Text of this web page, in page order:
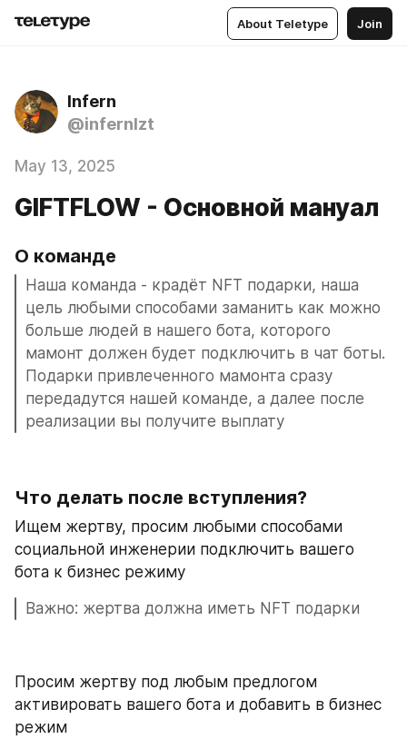
About Teletype Join
Infern
@infernlzt
May 13, 2025
GIFTFLOW - Основной мануал
О команде
Наша команда - крадёт NFT подарки, наша
цель любыми способами заманить как можно
больше людей в нашего бота, которого
мамонт должен будет подключить в чат боты.
Подарки привлеченного мамонта сразу
передадутся нашей команде, а далее после
реализации вы получите выплату
Что делать после вступления?
Ищем жертву, просим любыми способами
социальной инженерии подключить вашего
бота к бизнес режиму
Важно: жертва должна иметь NFT подарки
Просим жертву под любым предлогом
активировать вашего бота и добавить в бизнес
режим